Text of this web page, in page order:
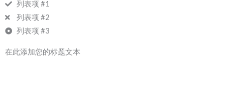
列表项 #1
列表项 #2
列表项 #3
在此添加您的标题文本